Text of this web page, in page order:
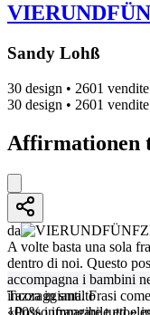
Sandy Lohß
30 design • 2601 vendite
30 design • 2601 vendite
Affirmationen
da
A volte basta una sola
dentro di noi. Questo
accompagna i bambini
incoraggianti. Frasi
«Posso imparare tutto»
Tazza in smalto
100% infrangibile ed